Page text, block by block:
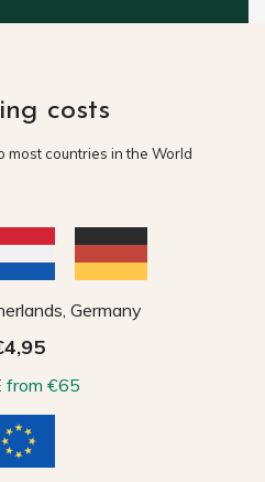
costs
most countries in the World
Germany
from €65